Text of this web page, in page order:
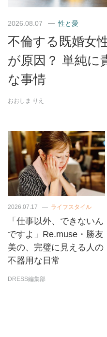
2026.08.07 性と愛
不倫する既婚女
が原因？ 単純に
な事情
おおしま りえ
2026.07.17 ライフスタイル
「仕事以外、できないん
ですよ」Re.muse・勝友
美の、完璧に見える人の
不器用な日常
DRESS編集部